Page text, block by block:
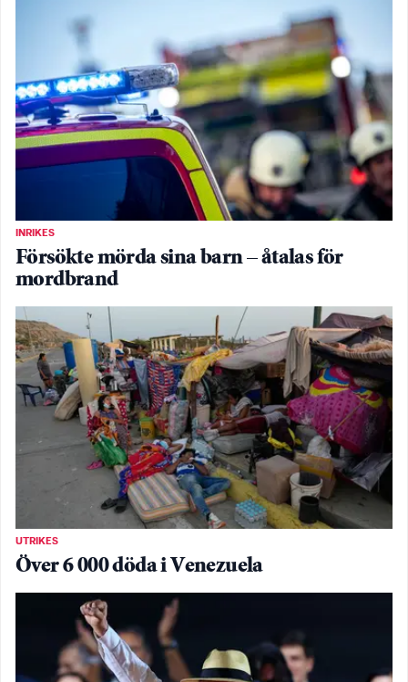
INRIKES
Försökte mörda sina barn – åtalas för
mordbrand
UTRIKES
Över 6 000 döda i Venezuela